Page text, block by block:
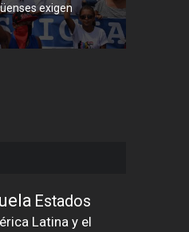
exigen
Estados
Latina y el